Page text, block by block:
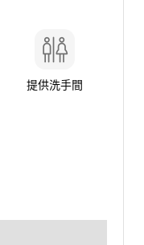
提供洗手間